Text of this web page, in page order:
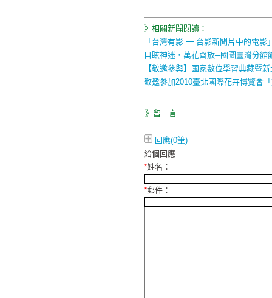
》相關新聞閱讀：
「台灣有影 ━ 台影新聞片中的電影
目眩神迷‧萬花齊放─國圖臺灣分館
【敬邀參與】國家數位學習典藏暨
敬邀參加2010臺北國際花卉博覽會
》留 言
回應(0筆)
給個回應
*姓名：
*郵件：